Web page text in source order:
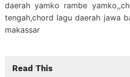
daerah yamko rambe
tengah,chord lagu daerah jawa
makassar
Read This